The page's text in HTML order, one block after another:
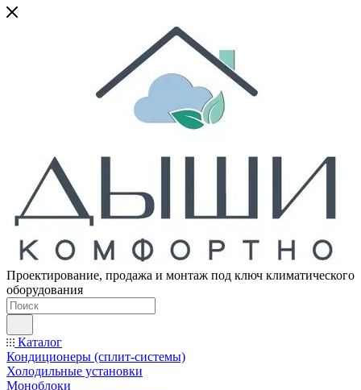
Проектирование, продажа и монтаж под ключ климатического
оборудования
Каталог
Кондиционеры (сплит-системы)
Холодильные установки
Моноблоки